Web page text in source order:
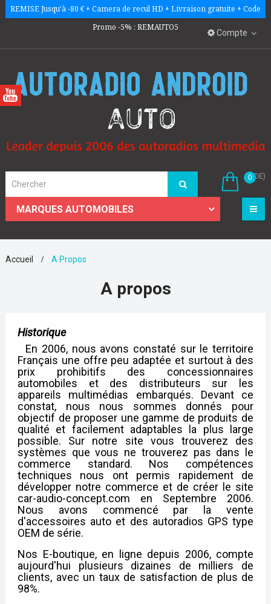
REMISE Jusqu'à -80 € + Camera de recul HD + Livraison gratuite + Code
Promo -5% : REMAUTO5
Compte
0
(VIDE)
MARQUES AUTOMOBILES ☰
Accueil A Propos
A propos
Historique
En 2006, nous avons constaté sur le territoire
Français une offre peu adaptée et surtout à des
prix prohibitifs des concessionnaires
automobiles et des distributeurs sur les
appareils multimédias embarqués. Devant ce
constat, nous nous sommes donnés pour
objectif de proposer une gamme de produits de
qualité et facilement adaptables la plus large
possible. Sur notre site vous trouverez des
systèmes que vous ne trouverez pas dans le
commerce standard. Nos compétences
techniques nous ont permis rapidement de
développer notre commerce et de créer le site
car-audio-concept.com en Septembre 2006.
Nous avons commencé par la vente
d'accessoires auto et des autoradios GPS type
OEM de série.
Nos E-boutique, en ligne depuis 2006, compte
aujourd'hui plusieurs dizaines de milliers de
clients, avec un taux de satisfaction de plus de
98%.